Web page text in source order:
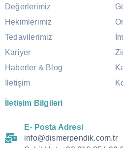
Değerlerimiz
Hekimlerimiz
Tedavilerimiz
Kariyer
Haberler & Blog
İletişim
İletişim Bilgileri
E- Posta Adresi
info@dismerpendik.com.tr